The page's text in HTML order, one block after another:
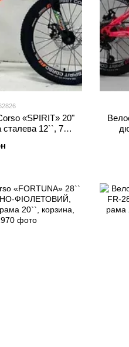
«SPIRIT» 20"
сталева 12``, 7